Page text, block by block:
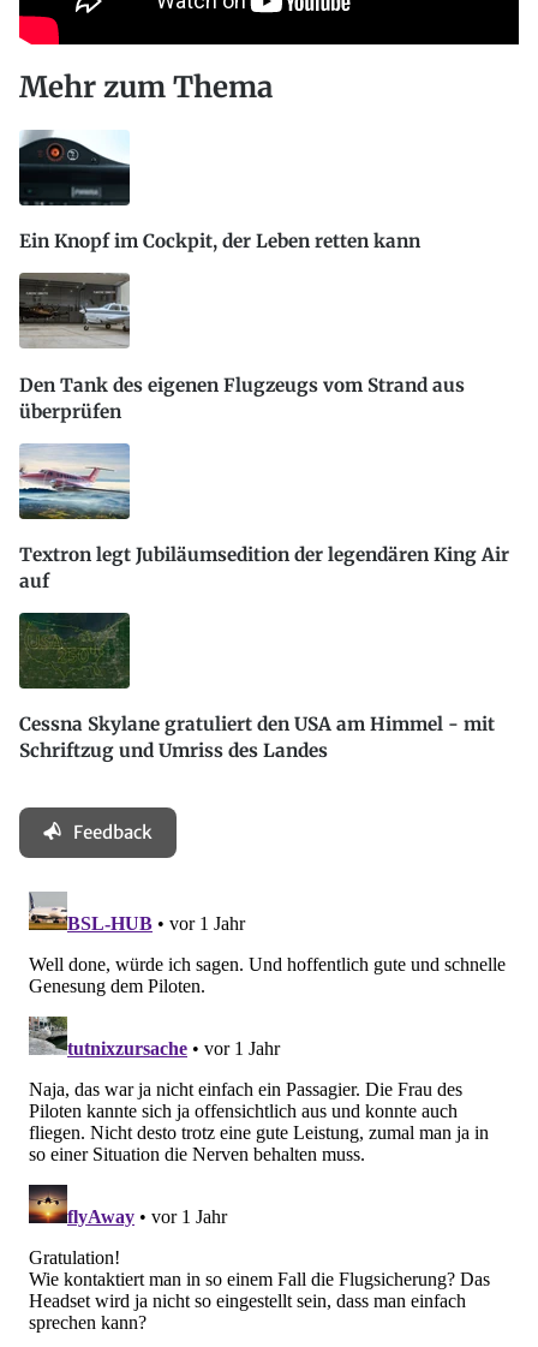
Mehr zum Thema
Ein Knopf im Cockpit, der Leben retten kann
Den Tank des eigenen Flugzeugs vom Strand aus
überprüfen
Textron legt Jubiläumsedition der legendären King Air
auf
Cessna Skylane gratuliert den USA am Himmel - mit
Schriftzug und Umriss des Landes
Feedback